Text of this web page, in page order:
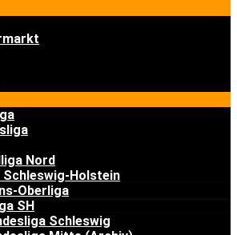
Nord
Schleswig-Holstein
Oberliga
SH
Schleswig